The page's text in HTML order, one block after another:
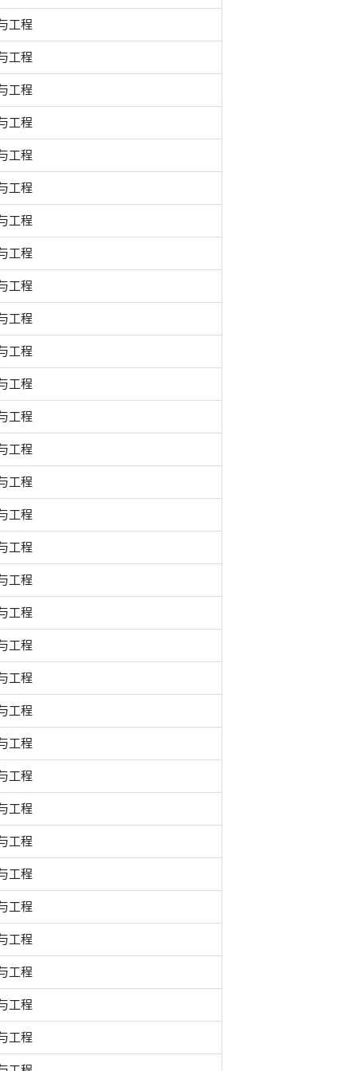
工程
工程
工程
工程
工程
工程
工程
工程
工程
工程
工程
工程
工程
工程
工程
工程
工程
工程
工程
工程
工程
工程
工程
工程
工程
工程
工程
工程
工程
工程
工程
工程